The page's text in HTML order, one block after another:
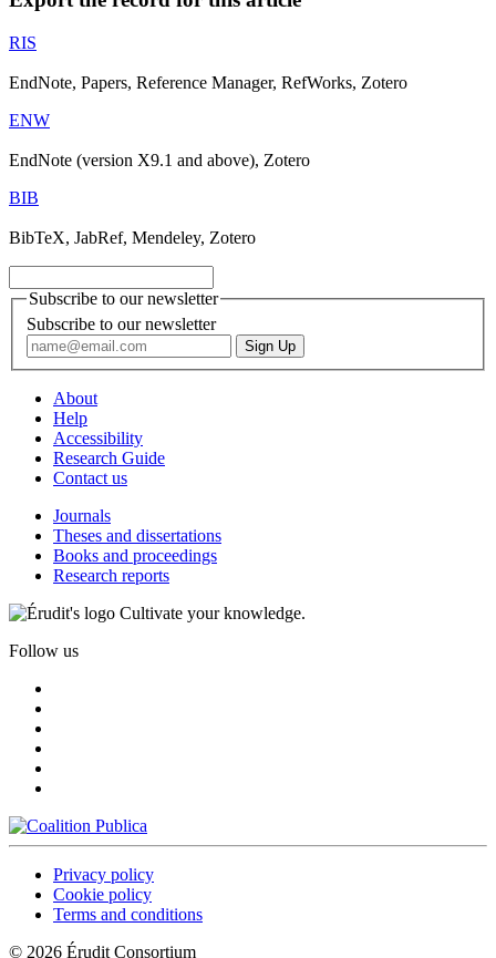
RIS
EndNote, Papers, Reference Manager, RefWorks, Zotero
ENW
EndNote (version X9.1 and above), Zotero
BIB
BibTeX, JabRef, Mendeley, Zotero
Subscribe to our newsletter
Subscribe to our newsletter
About
Help
Accessibility
Research Guide
Contact us
Journals
Theses and dissertations
Books and proceedings
Research reports
Cultivate your knowledge.
Follow us
Privacy policy
Cookie policy
Terms and conditions
© 2026 Érudit Consortium